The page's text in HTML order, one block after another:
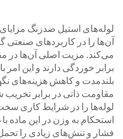
لوله‌های استیل ضدزنگ
آن‌ها را در کاربردهای
می‌کند. مزیت اصلی آن‌ها در
برابر خوردگی دارند و این
بلندمدت و کاهش هزینه‌های
مقاومت ذاتی در برابر تخریب
لوله‌ها را در شرایط کاری
استحکام به وزن در این ماده
فشار و تنش‌های زیادی را